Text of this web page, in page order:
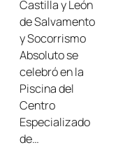
Castilla y León
de Salvamento
y Socorrismo
Absoluto se
celebró en la
Piscina del
Centro
Especializado
de…